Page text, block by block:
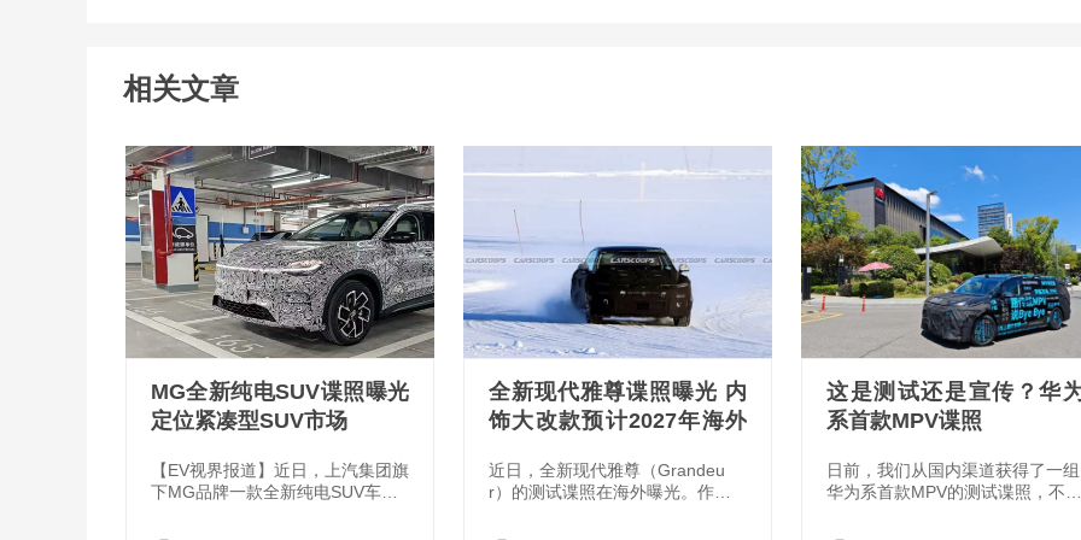
相关文章
MG全新纯电SUV谍照曝光
定位紧凑型SUV市场
【EV视界报道】近日，上汽集团旗
下MG品牌一款全新纯电SUV车型
曝光。据悉，新车将作为MG4的S
全新现代雅尊谍照曝光 内
饰大改款预计2027年海外
近日，全新现代雅尊（Grandeu
r）的测试谍照在海外曝光。作为
次曝光的车型是现款第七代雅尊的
这是测试还是宣传？华
系首款MPV谍照
日前，我们从国内渠道获得了一组
华为系首款MPV的测试谍照，不过
是华为与江淮合作将推出的尊界产